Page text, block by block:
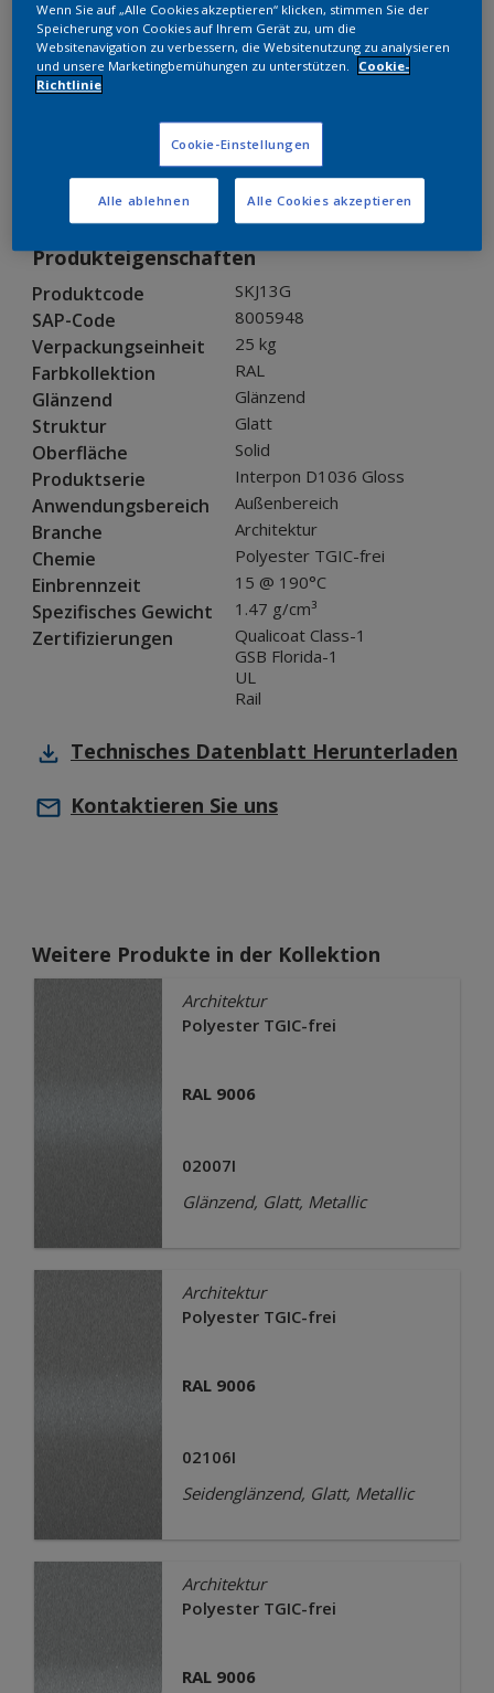
RAL 6013
SKJ13G
Muster bestellen
Bestellen Sie direkt im Webshop
Produkteigenschaften
Produktcode SKJ13G
SAP-Code 8005948
Verpackungseinheit 25 kg
Farbkollektion RAL
Glänzend Glänzend
Struktur Glatt
Oberfläche Solid
Produktserie Interpon D1036 Gloss
Anwendungsbereich Außenbereich
Branche Architektur
Chemie Polyester TGIC-frei
Einbrennzeit 15 @ 190°C
Spezifisches Gewicht 1.47 g/cm³
Zertifizierungen
Qualicoat Class-1
GSB Florida-1
UL
Rail
Technisches Datenblatt Herunterladen
Kontaktieren Sie uns
Weitere Produkte in der Kollektion
Architektur
Polyester TGIC-frei
RAL 9006
02007I
Glänzend, Glatt, Metallic
Architektur
Polyester TGIC-frei
RAL 9006
02106I
Seidenglänzend, Glatt, Metallic
Architektur
Polyester TGIC-frei
RAL 9006
Wenn Sie auf „Alle Cookies akzeptieren“ klicken, stimmen Sie der
Speicherung von Cookies auf Ihrem Gerät zu, um die
Websitenavigation zu verbessern, die Websitenutzung zu analysieren
und unsere Marketingbemühungen zu unterstützen.
Cookie-
Richtlinie
Cookie-Einstellungen
Alle ablehnen Alle Cookies akzeptieren